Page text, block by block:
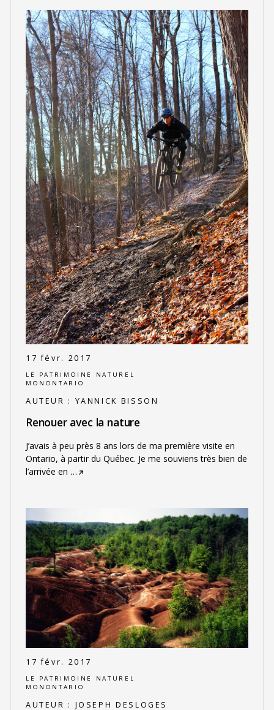
17 févr. 2017
LE PATRIMOINE NATUREL
MONONTARIO
AUTEUR : YANNICK BISSON
Renouer avec la nature
J’avais à peu près 8 ans lors de ma première visite en
Ontario, à partir du Québec. Je me souviens très bien de
l’arrivée en …
17 févr. 2017
LE PATRIMOINE NATUREL
MONONTARIO
AUTEUR : JOSEPH DESLOGES